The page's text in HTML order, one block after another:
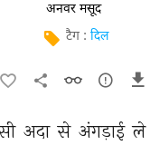
अनवर मसूद
टैग : दिल
अदा से अंगड़ाई ले